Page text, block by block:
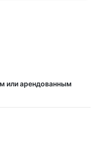
или арендованным